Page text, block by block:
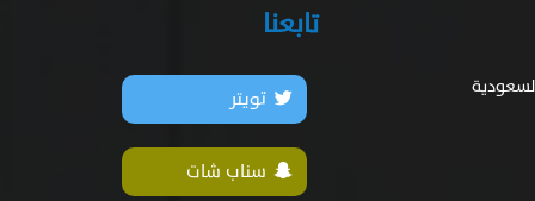
تابعنا
تويتر
سناب شات